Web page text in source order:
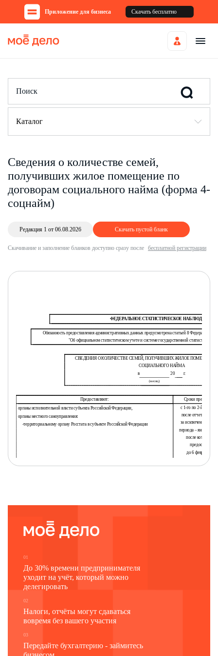
Приложение для бизнеса Скачать бесплатно
Каталог
Сведения о количестве семей,
получивших жилое помещение по
договорам социального найма (форма 4-
соцнайм)
Редакция 1 от 06.08.2026 Скачать пустой бланк
Скачивание и заполнение бланков доступно сразу после бесплатной регистрации
ФЕДЕРАЛЬНОЕ СТАТИСТИЧЕСКОЕ НАБЛЮДЕНИЕ
Обязанность предоставления административных данных предусмотрена статьей 8 Федерального
"Об официальном статистическом учете и системе государственной статистики в
СВЕДЕНИЯ О КОЛИЧЕСТВЕ СЕМЕЙ, ПОЛУЧИВШИХ ЖИЛОЕ ПОМЕЩЕНИЕ
СОЦИАЛЬНОГО НАЙМА
в 20 г.
(месяц)
Предоставляют:
Сроки
органы исполнительной власти субъекта Российской Федерации,
с 1-го по 2-й
после отчетного
за исключением
периода – январь
после которого
предоставления
до 6 февраля
органы местного самоуправления:
-территориальному органу Росстата в субъекте Российской Федерации
0609224
01
До 30% времени предпринимателя
уходит на учёт, который можно
делегировать
02
Налоги, отчёты могут сдаваться
вовремя без вашего участия
03
Передайте бухгалтерию - займитесь